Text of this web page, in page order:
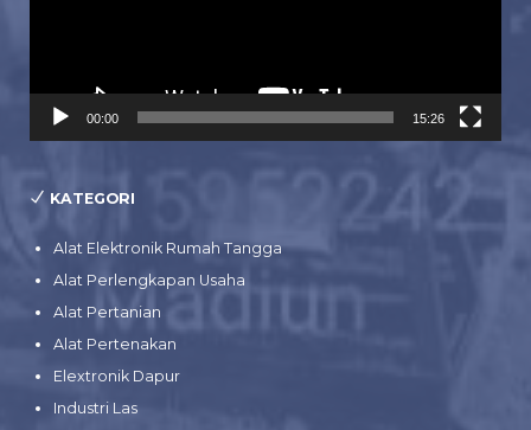
00:00 15:26
KATEGORI
Alat Elektronik Rumah Tangga
Alat Perlengkapan Usaha
Alat Pertanian
Alat Pertenakan
Elextronik Dapur
Industri Las